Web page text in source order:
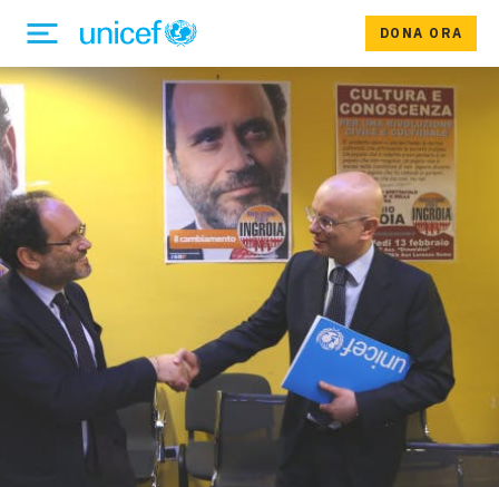
DONA ORA